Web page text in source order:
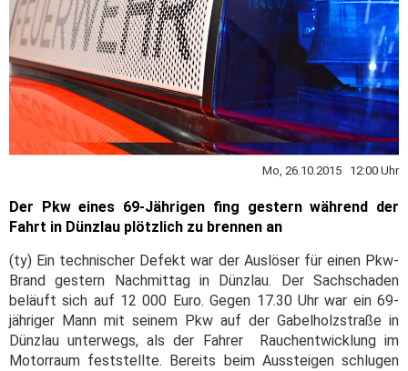
Mo, 26.10.2015 12:00 Uhr
Der Pkw eines 69-Jährigen fing gestern während der
Fahrt in Dünzlau plötzlich zu brennen an
(ty) Ein technischer Defekt war der Auslöser für einen Pkw-
Brand gestern Nachmittag in Dünzlau. Der Sachschaden
beläuft sich auf 12 000 Euro. Gegen 17.30 Uhr war ein 69-
jähriger Mann mit seinem Pkw auf der Gabelholzstraße in
Dünzlau unterwegs, als der Fahrer Rauchentwicklung im
Motorraum feststellte. Bereits beim Aussteigen schlugen